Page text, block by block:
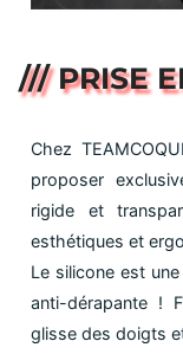
/// PRISE
Chez
proposer
rigide et
esthétiques et
Le silicone est
anti-dérapante !
glisse des doigts